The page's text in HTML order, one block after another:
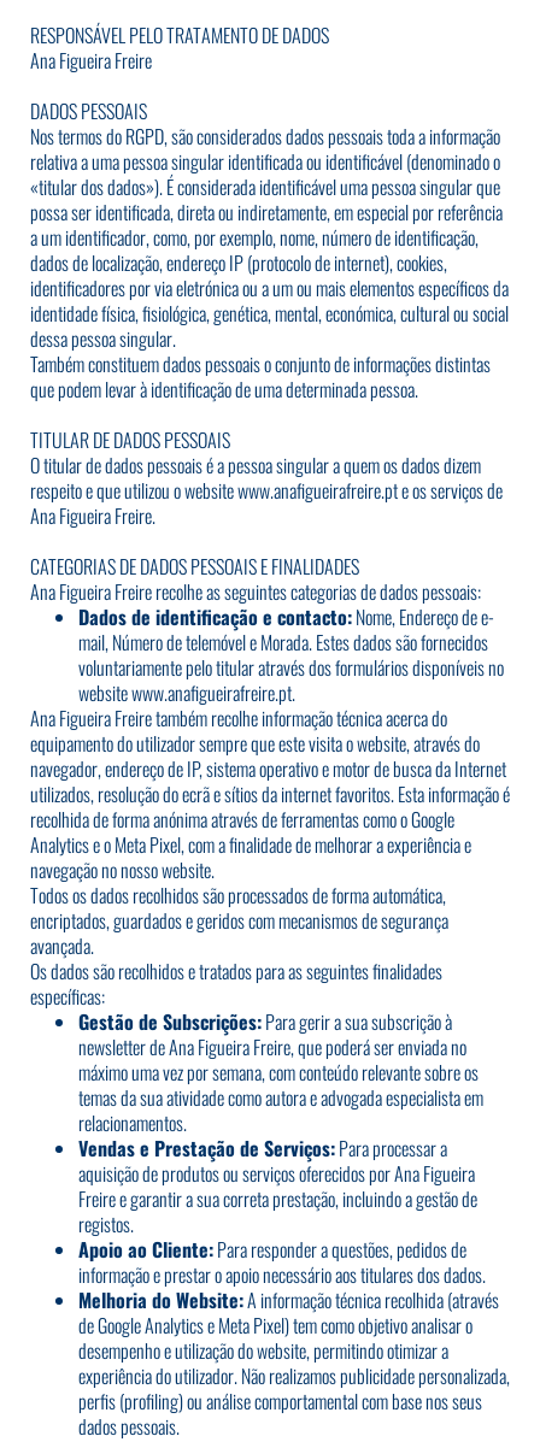
RESPONSÁVEL PELO TRATAMENTO DE DADOS
Ana Figueira Freire
DADOS PESSOAIS
Nos termos do RGPD, são considerados dados pessoais toda a informação
relativa a uma pessoa singular identificada ou identificável (denominado o
«titular dos dados»). É considerada identificável uma pessoa singular que
possa ser identificada, direta ou indiretamente, em especial por referência
a um identificador, como, por exemplo, nome, número de identificação,
dados de localização, endereço IP (protocolo de internet), cookies,
identificadores por via eletrónica ou a um ou mais elementos específicos da
identidade física, fisiológica, genética, mental, económica, cultural ou social
dessa pessoa singular.
Também constituem dados pessoais o conjunto de informações distintas
que podem levar à identificação de uma determinada pessoa.
TITULAR DE DADOS PESSOAIS
O titular de dados pessoais é a pessoa singular a quem os dados dizem
respeito e que utilizou o websitewww.anafigueirafreire.pte os serviços de
Ana Figueira Freire.
CATEGORIAS DE DADOS PESSOAIS E FINALIDADES
Ana Figueira Freire recolhe as seguintes categorias de dados pessoais:
Dados de identificação e contacto:Nome, Endereço de e-
mail, Número de telemóvel e Morada. Estes dados são fornecidos
voluntariamente pelo titular através dos formulários disponíveis no
websitewww.anafigueirafreire.pt.
Ana Figueira Freire também recolhe informação técnica acerca do
equipamento do utilizador sempre que este visita o website, através do
navegador, endereço de IP, sistema operativo e motor de busca da Internet
utilizados, resolução do ecrã e sítios da internet favoritos. Esta informação é
recolhida de forma anónima através de ferramentas como o Google
Analytics e o Meta Pixel, com a finalidade de melhorar a experiência e
navegação no nosso website.
Todos os dados recolhidos são processados de forma automática,
encriptados, guardados e geridos com mecanismos de segurança
avançada.
Os dados são recolhidos e tratados para as seguintes finalidades
específicas:
Gestão de Subscrições:Para gerir a sua subscrição à
newsletter de Ana Figueira Freire, que poderá ser enviada no
máximo uma vez por semana, com conteúdo relevante sobre os
temas da sua atividade como autora e advogada especialista em
relacionamentos.
Vendas e Prestação de Serviços:Para processar a
aquisição de produtos ou serviços oferecidos por Ana Figueira
Freire e garantir a sua correta prestação, incluindo a gestão de
registos.
Apoio ao Cliente:Para responder a questões, pedidos de
informação e prestar o apoio necessário aos titulares dos dados.
Melhoria do Website:A informação técnica recolhida (através
de Google Analytics e Meta Pixel) tem como objetivo analisar o
desempenho e utilização do website, permitindo otimizar a
experiência do utilizador. Não realizamos publicidade personalizada,
perfis (profiling) ou análise comportamental com base nos seus
dados pessoais.